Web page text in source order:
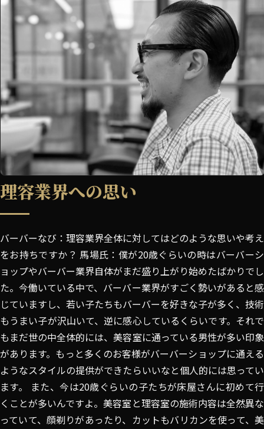
理容業界への思い
バーバーなび：理容業界全体に対してはどのような思いや考え
をお持ちですか？ 馬場氏：僕が20歳ぐらいの時はバーバーシ
ョップやバーバー業界自体がまだ盛り上がり始めたばかりでし
た。今働いている中で、バーバー業界がすごく勢いがあると感
じていますし、若い子たちもバーバーを好きな子が多く、技術
もうまい子が沢山いて、逆に感心しているくらいです。それで
もまだ世の中全体的には、美容室に通っている男性が多い印象
があります。もっと多くのお客様がバーバーショップに通える
ようなスタイルの提供ができたらいいなと個人的には思ってい
ます。 また、今は20歳ぐらいの子たちが床屋さんに初めて行
くことが多いんですよ。美容室と理容室の施術内容は全然異な
っていて、顔剃りがあったり、カットもバリカンを使って、美